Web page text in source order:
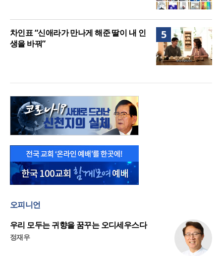
5
차인표 “신애라가 만나게 해준 딸이 내 인
생을 바꿔”
오피니언
우리 모두는 귀향을 꿈꾸는 오디세우스다
정재우